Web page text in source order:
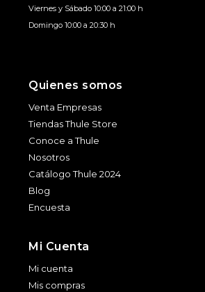
Viernes y Sábado 10:00 a 21:00 h
Domingo 10:00 a 20:30 h
Quienes somos
Venta Empresas
Tiendas Thule Store
Conoce a Thule
Nosotros
Catálogo Thule 2024
Blog
Encuesta
Mi Cuenta
Mi cuenta
Mis compras